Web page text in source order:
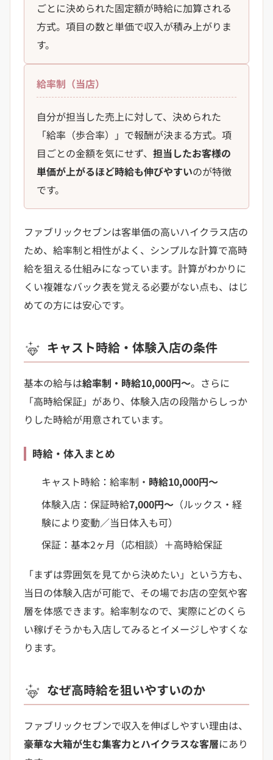
ごとに決められた固定額が時給に加算される
方式。項目の数と単価で収入が積み上がりま
す。
給率制（当店）
自分が担当した売上に対して、決められた
「給率（歩合率）」で報酬が決まる方式。項
目ごとの金額を気にせず、 担当したお客様の
単価が上がるほど時給も伸びやすいのが特徴
です。
ファブリックセブンは客単価の高いハイクラス店の
ため、給率制と相性がよく、シンプルな計算で高時
給を狙える仕組みになっています。計算がわかりに
くい複雑なバック表を覚える必要がない点も、はじ
めての方には安心です。
キャスト時給・体験入店の条件
基本の給与は給率制・時給10,000円〜。さらに
「高時給保証」があり、体験入店の段階からしっか
りした時給が用意されています。
時給・体入まとめ
キャスト時給：給率制・ 時給10,000円〜
体験入店：保証時給7,000円〜 （ルックス・経
験により変動／当日体入も可）
保証：基本2ヶ月（応相談）＋高時給保証
「まずは雰囲気を見てから決めたい」という方も、
当日の体験入店が可能で、その場でお店の空気や客
層を体感できます。給率制なので、実際にどのくら
い稼げそうかも入店してみるとイメージしやすくな
ります。
なぜ高時給を狙いやすいのか
ファブリックセブンで収入を伸ばしやすい理由は、
豪華な大箱が生む集客力とハイクラスな客層にあり